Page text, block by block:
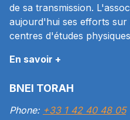
de sa transmission.
aujourd'hui ses efforts sur
centres d'études
En savoir +
BNEI TORAH
Phone: +33 1 42 40 48 05